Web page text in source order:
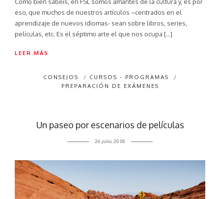
eso, que muchos de nuestros artículos –centrados en el
aprendizaje de nuevos idiomas- sean sobre libros, series,
películas, etc. Es el séptimo arte el que nos ocupa […]
LEER MÁS
CONSEJOS / CURSOS - PROGRAMAS
/
PREPARACIÓN DE EXÁMENES
Un paseo por escenarios de películas
26 julio, 2018